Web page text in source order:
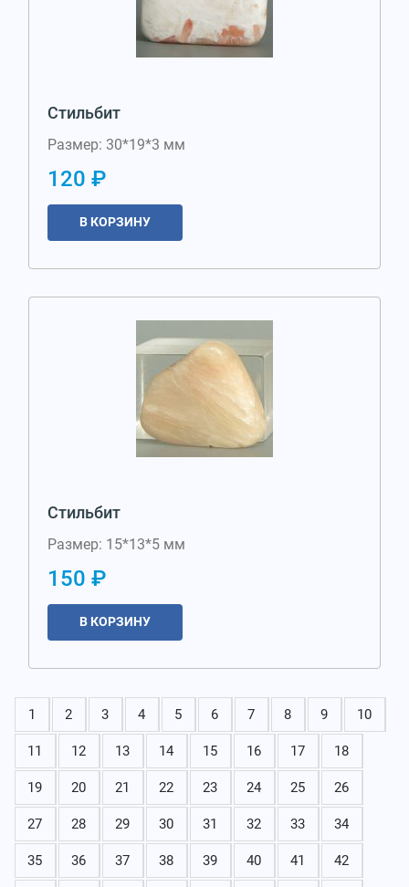
Стильбит
Размер: 30*19*3 мм
120 ₽
В КОРЗИНУ
Стильбит
Размер: 15*13*5 мм
150 ₽
В КОРЗИНУ
1 2 3 4 5 6 7 8 9 10
11 12 13 14 15 16 17 18
19 20 21 22 23 24 25 26
27 28 29 30 31 32 33 34
35 36 37 38 39 40 41 42